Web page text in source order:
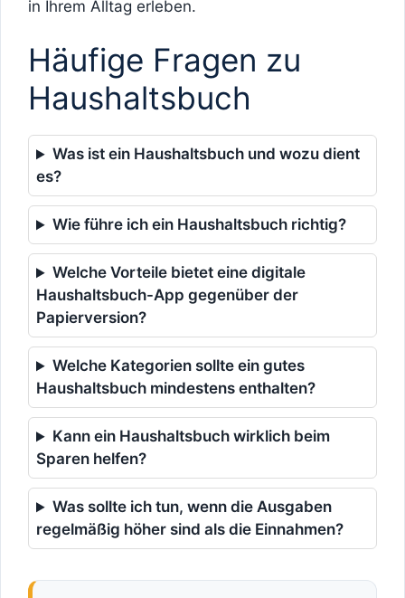
in Ihrem Alltag erleben.
Häufige Fragen zu
Haushaltsbuch
Was ist ein Haushaltsbuch und wozu dient
es?
Wie führe ich ein Haushaltsbuch richtig?
Welche Vorteile bietet eine digitale
Haushaltsbuch-App gegenüber der
Papierversion?
Welche Kategorien sollte ein gutes
Haushaltsbuch mindestens enthalten?
Kann ein Haushaltsbuch wirklich beim
Sparen helfen?
Was sollte ich tun, wenn die Ausgaben
regelmäßig höher sind als die Einnahmen?